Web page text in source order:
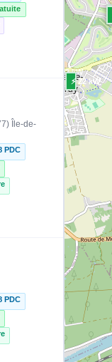
Île-de-
PDC
PDC
⚡ 22 kW
⚡ 22 kW
⚡ 22 kW
22 kW
⚡ 22 kW